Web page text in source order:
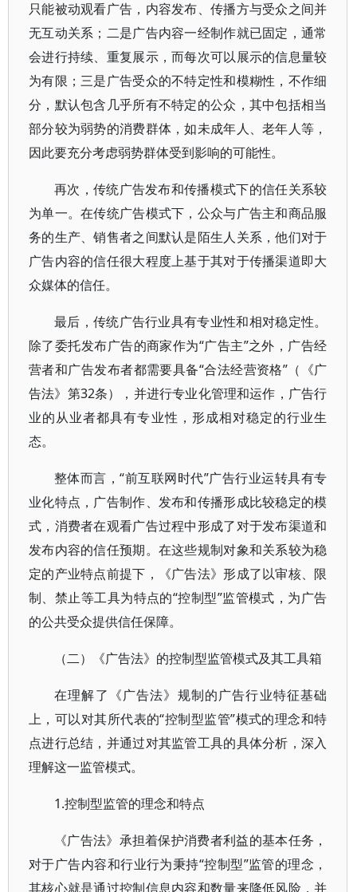
只能被动观看广告，内容发布、传播方与受众之间并
无互动关系；二是广告内容一经制作就已固定，通常
会进行持续、重复展示，而每次可以展示的信息量较
为有限；三是广告受众的不特定性和模糊性，不作细
分，默认包含几乎所有不特定的公众，其中包括相当
部分较为弱势的消费群体，如未成年人、老年人等，
因此要充分考虑弱势群体受到影响的可能性。
再次，传统广告发布和传播模式下的信任关系较
为单一。在传统广告模式下，公众与广告主和商品服
务的生产、销售者之间默认是陌生人关系，他们对于
广告内容的信任很大程度上基于其对于传播渠道即大
众媒体的信任。
最后，传统广告行业具有专业性和相对稳定性。
除了委托发布广告的商家作为“广告主”之外，广告经
营者和广告发布者都需要具备“合法经营资格”（《广
告法》第32条），并进行专业化管理和运作，广告行
业的从业者都具有专业性，形成相对稳定的行业生
态。
整体而言，“前互联网时代”广告行业运转具有专
业化特点，广告制作、发布和传播形成比较稳定的模
式，消费者在观看广告过程中形成了对于发布渠道和
发布内容的信任预期。在这些规制对象和关系较为稳
定的产业特点前提下，《广告法》形成了以审核、限
制、禁止等工具为特点的“控制型”监管模式，为广告
的公共受众提供信任保障。
（二）《广告法》的控制型监管模式及其工具箱
在理解了《广告法》规制的广告行业特征基础
上，可以对其所代表的“控制型监管”模式的理念和特
点进行总结，并通过对其监管工具的具体分析，深入
理解这一监管模式。
1.控制型监管的理念和特点
《广告法》承担着保护消费者利益的基本任务，
对于广告内容和行业行为秉持“控制型”监管的理念，
其核心就是通过控制信息内容和数量来降低风险，并